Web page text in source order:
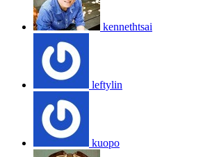
kennethtsai
leftylin
kuopo